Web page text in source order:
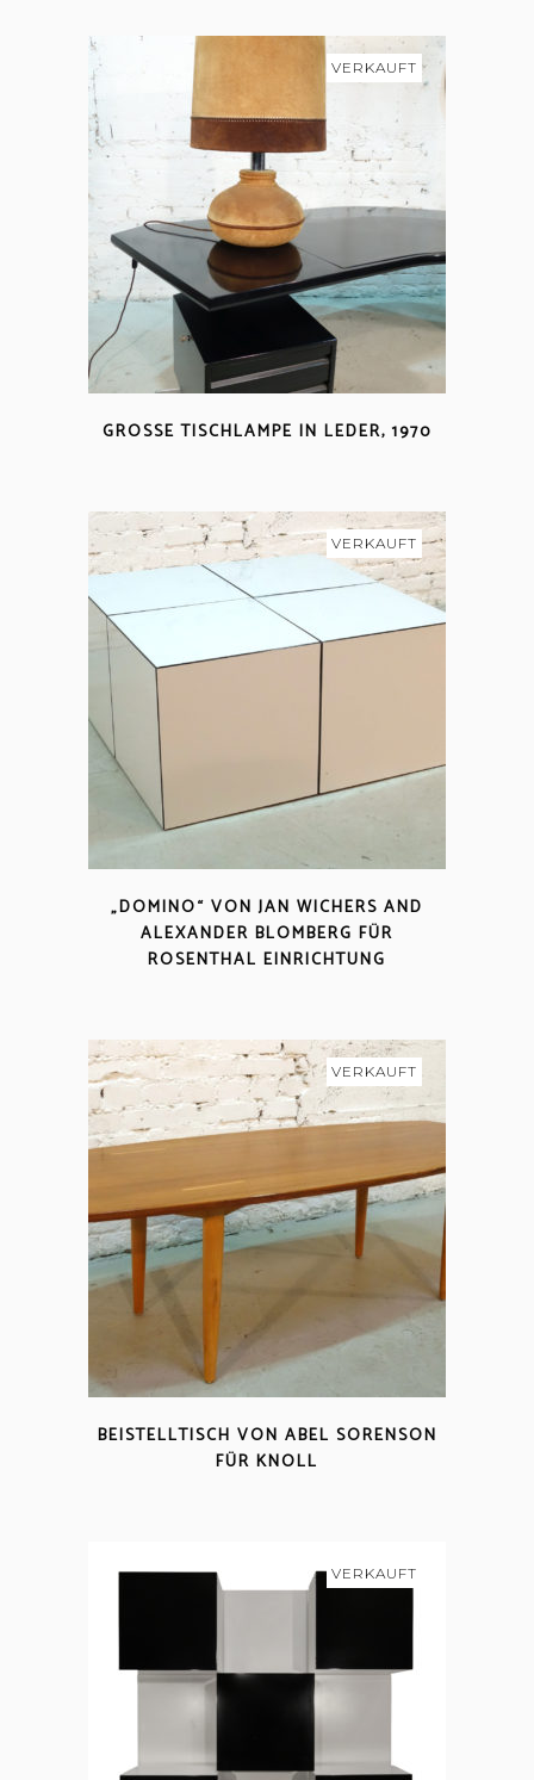
VERKAUFT
GROSSE TISCHLAMPE IN LEDER, 1970
VERKAUFT
„DOMINO“ VON JAN WICHERS AND
ALEXANDER BLOMBERG FÜR
ROSENTHAL EINRICHTUNG
VERKAUFT
BEISTELLTISCH VON ABEL SORENSON
FÜR KNOLL
VERKAUFT